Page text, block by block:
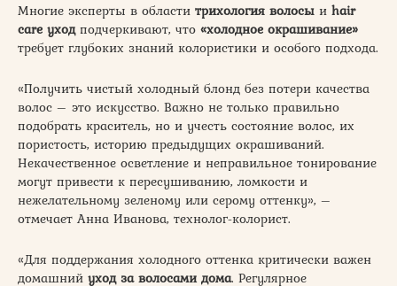
Многие эксперты в области трихология волосы и hair
care уходподчеркивают, что «холодное окрашивание»
требует глубоких знаний колористики и особого подхода.
«Получить чистый холодный блонд без потери качества
волос – это искусство. Важно не только правильно
подобрать краситель, но и учесть состояние волос, их
пористость, историю предыдущих окрашиваний.
Некачественное осветление и неправильное тонирование
могут привести к пересушиванию, ломкости и
нежелательному зеленому или серому оттенку», –
отмечает Анна Иванова, технолог-колорист.
«Для поддержания холодного оттенка критически важен
домашний уход за волосами дома. Регулярное